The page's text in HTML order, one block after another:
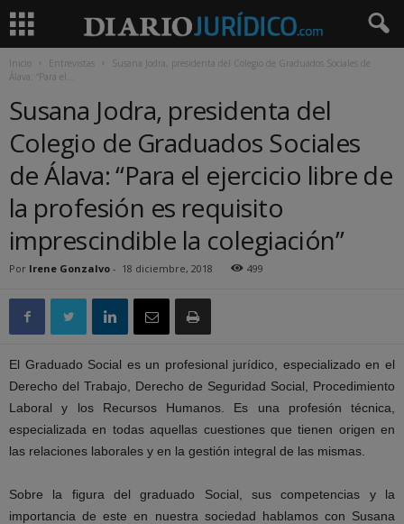
Inicio Entrevistas
Susana Jodra, presidenta del Colegio de Graduados Sociales de
Álava: “Para el...
Susana Jodra, presidenta del
Colegio de Graduados Sociales
de Álava: “Para el ejercicio libre de
la profesión es requisito
imprescindible la colegiación”
Por Irene Gonzalvo - 18 diciembre, 2018 499
El Graduado Social es un profesional jurídico, especializado en el
Derecho del Trabajo, Derecho de Seguridad Social, Procedimiento
Laboral y los Recursos Humanos. Es una profesión técnica,
especializada en todas aquellas cuestiones que tienen origen en
las relaciones laborales y en la gestión integral de las mismas.
Sobre la figura del graduado Social, sus competencias y la
importancia de este en nuestra sociedad hablamos con Susana